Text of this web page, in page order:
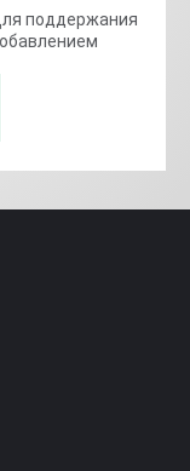
поддержания